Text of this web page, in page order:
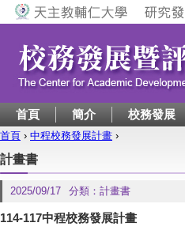
Jump to
首頁 簡介 校務發展
您在這裡
首頁 › 中程校務發展計畫 ›
計畫書
2025/09/17 分類： 計畫書
114-117中程校務發展計畫